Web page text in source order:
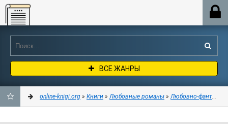
Online-knigi.org
ВСЕ ЖАНРЫ
online-knigi.org » Книги »Любовные романы »Любовно-